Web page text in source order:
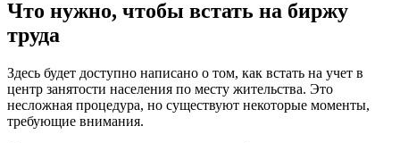
Что нужно, чтобы встать на биржу
труда
Здесь будет доступно написано о том, как встать на учет в
центр занятости населения по месту жительства. Это
несложная процедура, но существуют некоторые моменты,
требующие внимания.